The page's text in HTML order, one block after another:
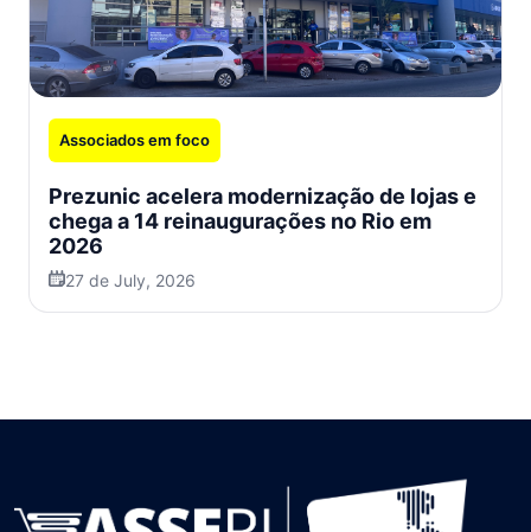
Associados em foco
Prezunic acelera modernização de lojas e
chega a 14 reinaugurações no Rio em
2026
27 de July, 2026